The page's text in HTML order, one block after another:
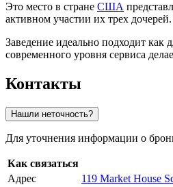
Это место в стране США
активном участии их трех
Заведение идеально подходит
современного уровня сервиса
Контакты
Нашли неточность?
Для уточнения информации о
Как связаться
Адрес
119 Market House